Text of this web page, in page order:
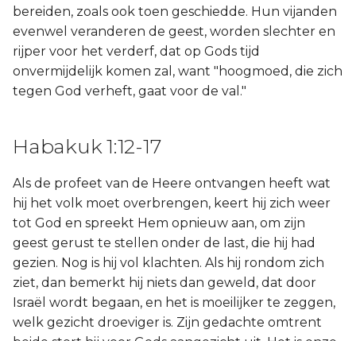
bereiden, zoals ook toen geschiedde. Hun vijanden
evenwel veranderen de geest, worden slechter en
rijper voor het verderf, dat op Gods tijd
onvermijdelijk komen zal, want "hoogmoed, die zich
tegen God verheft, gaat voor de val."
Habakuk 1:12-17
Als de profeet van de Heere ontvangen heeft wat
hij het volk moet overbrengen, keert hij zich weer
tot God en spreekt Hem opnieuw aan, om zijn
geest gerust te stellen onder de last, die hij had
gezien. Nog is hij vol klachten. Als hij rondom zich
ziet, dan bemerkt hij niets dan geweld, dat door
Israël wordt begaan, en het is moeilijker te zeggen,
welk gezicht droeviger is. Zijn gedachte omtrent